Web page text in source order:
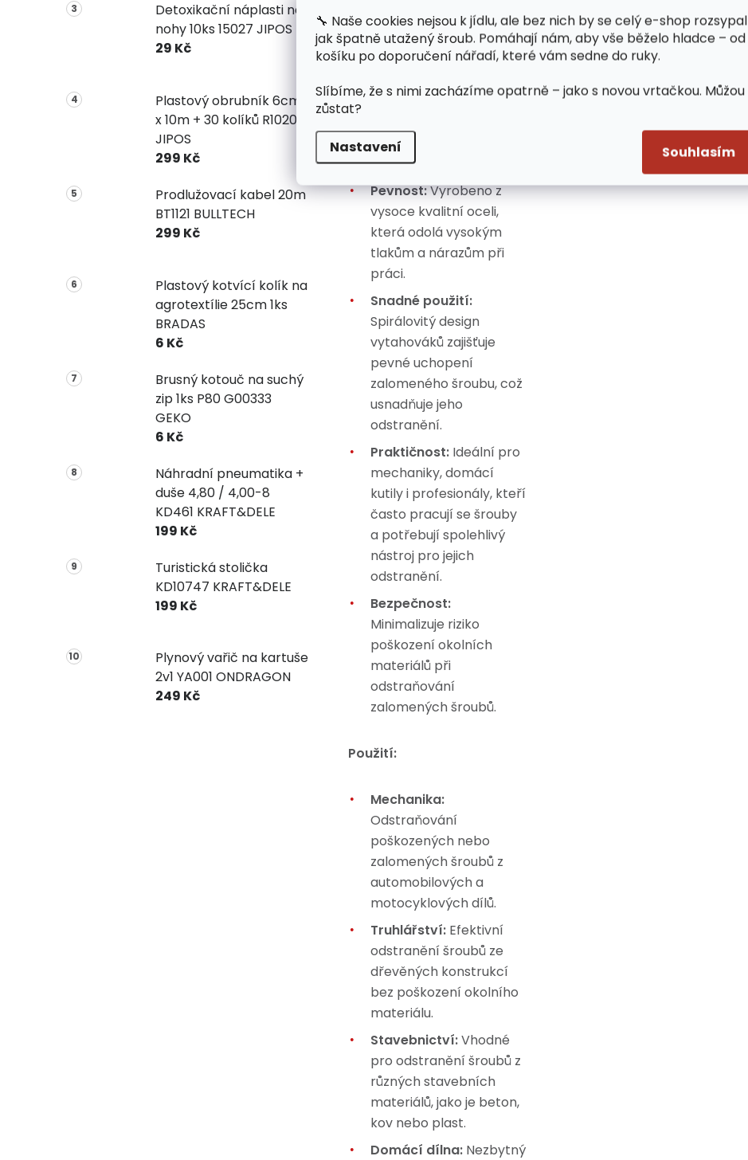
🔧 Naše cookies nejsou k jídlu, ale bez nich by se celý e-shop rozsypal
jak špatně utažený šroub. Pomáhají nám, aby vše běželo hladce – od
košíku po doporučení nářadí, které vám sedne do ruky.
Slíbíme, že s nimi zacházíme opatrně – jako s novou vrtačkou. Můžou
zůstat?
Nastavení Souhlasím
Detoxikační náplasti na
nohy 10ks 15027 JIPOS
29 Kč
Plastový obrubník 6cm
x 10m + 30 kolíků R1020
JIPOS
299 Kč
Prodlužovací kabel 20m
BT1121 BULLTECH
299 Kč
Plastový kotvící kolík na
agrotextílie 25cm 1ks
BRADAS
6 Kč
Brusný kotouč na suchý
zip 1ks P80 G00333
GEKO
6 Kč
Náhradní pneumatika +
duše 4,80 / 4,00-8
KD461 KRAFT&DELE
199 Kč
Turistická stolička
KD10747 KRAFT&DELE
199 Kč
Plynový vařič na kartuše
2v1 YA001 ONDRAGON
249 Kč
Výhody:
Univerzálnost:Sada
vytahováků různých
širokou škálu průměrů
šroubů.
Pevnost:Vyrobeno z
vysoce kvalitní oceli,
která odolá vysokým
tlakům a nárazům při
práci.
Snadné použití:
Spirálovitý design
vytahováků zajišťuje
pevné uchopení
zalomeného šroubu, což
usnadňuje jeho
odstranění.
Praktičnost: Ideální pro
mechaniky, domácí
kutily i profesionály, kteří
často pracují se šrouby
a potřebují spolehlivý
nástroj pro jejich
odstranění.
Bezpečnost:
Minimalizuje riziko
poškození okolních
materiálů při
odstraňování
zalomených šroubů.
Použití:
Mechanika:
Odstraňování
poškozených nebo
zalomených šroubů z
automobilových a
motocyklových dílů.
Truhlářství: Efektivní
odstranění šroubů ze
dřevěných konstrukcí
bez poškození okolního
materiálu.
Stavebnictví:Vhodné
pro odstranění šroubů z
různých stavebních
materiálů, jako je beton,
kov nebo plast.
Domácí dílna: Nezbytný